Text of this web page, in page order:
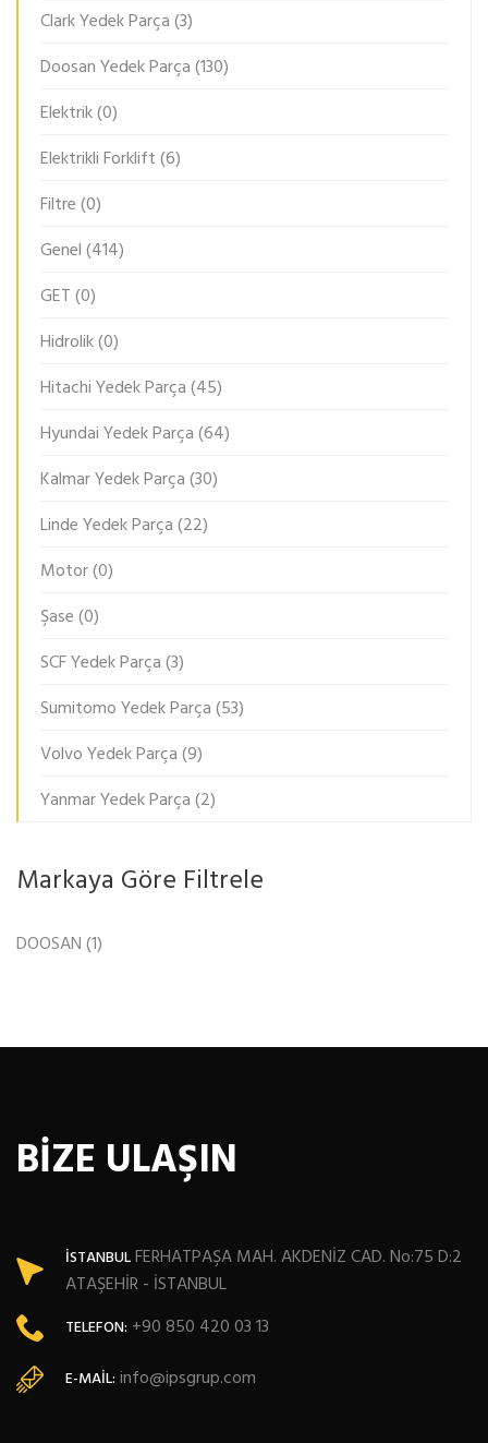
Clark Yedek Parça(3)
Doosan Yedek Parça(130)
Elektrik(0)
Elektrikli Forklift(6)
Filtre(0)
Genel(414)
GET(0)
Hidrolik(0)
Hitachi Yedek Parça(45)
Hyundai Yedek Parça(64)
Kalmar Yedek Parça(30)
Linde Yedek Parça(22)
Motor(0)
Şase(0)
SCF Yedek Parça(3)
Sumitomo Yedek Parça(53)
Volvo Yedek Parça(9)
Yanmar Yedek Parça(2)
Markaya Göre Filtrele
DOOSAN(1)
BİZE ULAŞIN
İSTANBULFERHATPAŞA MAH. AKDENİZ CAD. No:75 D:2
ATAŞEHİR - İSTANBUL
TELEFON: +90 850 420 03 13
E-MAIL: info@ipsgrup.com